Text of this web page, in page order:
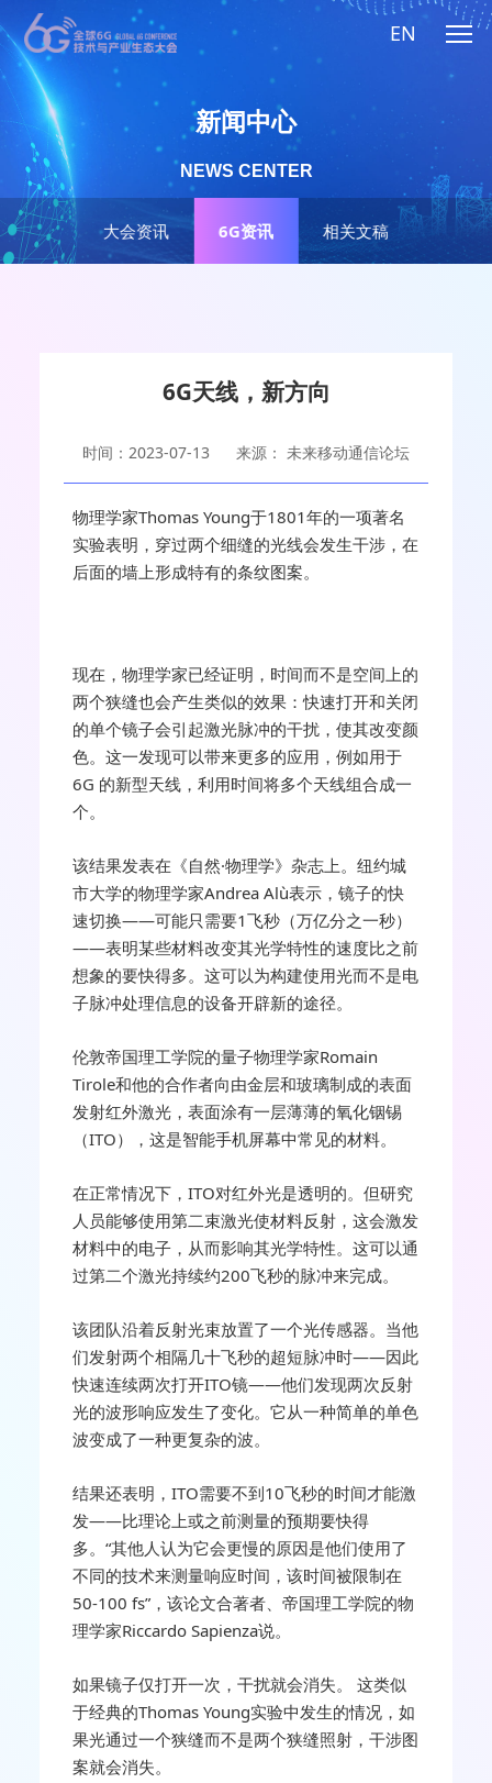
EN
大会资讯 6G资讯 相关文稿
新闻中心
NEWS CENTER
6G天线，新方向
时间：2023-07-13 来源： 未来移动通信论坛
物理学家Thomas Young于1801年的一项著名
实验表明，穿过两个细缝的光线会发生干涉，在
后面的墙上形成特有的条纹图案。
现在，物理学家已经证明，时间而不是空间上的
两个狭缝也会产生类似的效果：快速打开和关闭
的单个镜子会引起激光脉冲的干扰，使其改变颜
色。这一发现可以带来更多的应用，例如用于
6G 的新型天线，利用时间将多个天线组合成一
个。
该结果发表在《自然·物理学》杂志上。纽约城
市大学的物理学家Andrea Alù表示，镜子的快
速切换——可能只需要1飞秒（万亿分之一秒）
——表明某些材料改变其光学特性的速度比之前
想象的要快得多。这可以为构建使用光而不是电
子脉冲处理信息的设备开辟新的途径。
伦敦帝国理工学院的量子物理学家Romain
Tirole和他的合作者向由金层和玻璃制成的表面
发射红外激光，表面涂有一层薄薄的氧化铟锡
（ITO），这是智能手机屏幕中常见的材料。
在正常情况下，ITO对红外光是透明的。但研究
人员能够使用第二束激光使材料反射，这会激发
材料中的电子，从而影响其光学特性。这可以通
过第二个激光持续约200飞秒的脉冲来完成。
该团队沿着反射光束放置了一个光传感器。当他
们发射两个相隔几十飞秒的超短脉冲时——因此
快速连续两次打开ITO镜——他们发现两次反射
光的波形响应发生了变化。它从一种简单的单色
波变成了一种更复杂的波。
结果还表明，ITO需要不到10飞秒的时间才能激
发——比理论上或之前测量的预期要快得
多。“其他人认为它会更慢的原因是他们使用了
不同的技术来测量响应时间，该时间被限制在
50-100 fs”，该论文合著者、帝国理工学院的物
理学家Riccardo Sapienza说。
如果镜子仅打开一次，干扰就会消失。 这类似
于经典的Thomas Young实验中发生的情况，如
果光通过一个狭缝而不是两个狭缝照射，干涉图
案就会消失。